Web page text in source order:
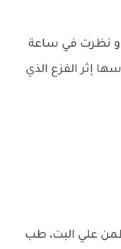
و نظرت في ساعة
إثر الفزع الذي
علي البت، طب